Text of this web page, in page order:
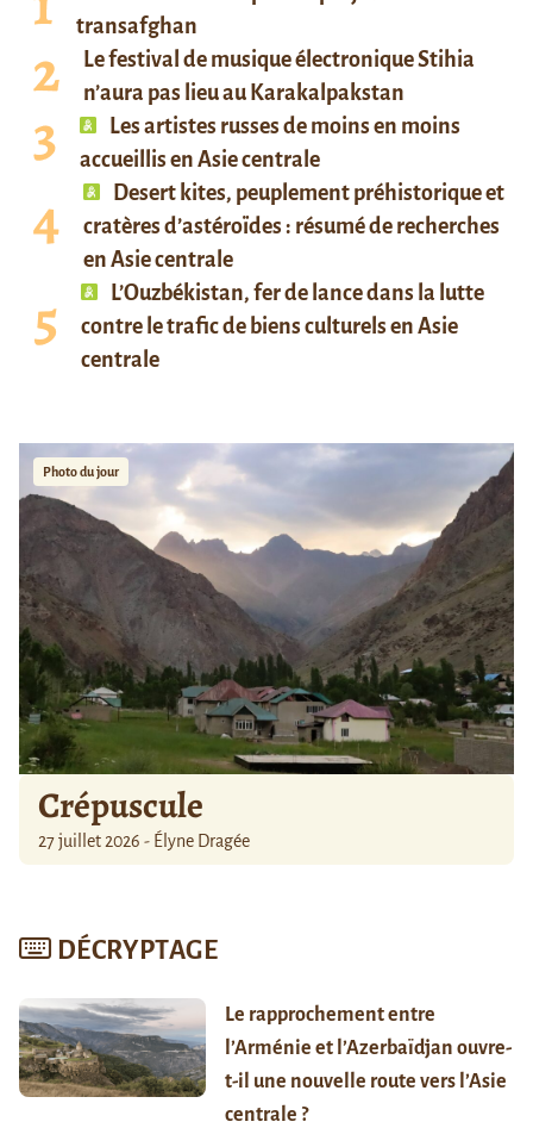
transafghan
Le festival de musique électronique Stihia
n’aura pas lieu au Karakalpakstan
Les artistes russes de moins en moins
accueillis en Asie centrale
Desert kites, peuplement préhistorique et
cratères d’astéroïdes : résumé de recherches
en Asie centrale
L’Ouzbékistan, fer de lance dans la lutte
contre le trafic de biens culturels en Asie
centrale
Photo du jour
Crépuscule
27 juillet 2026 - Élyne Dragée
DÉCRYPTAGE
Le rapprochement entre
l’Arménie et l’Azerbaïdjan ouvre-
t-il une nouvelle route vers l’Asie
centrale ?